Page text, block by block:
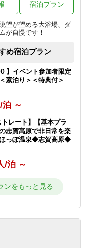
/泊 ～
】23時までチェックイ
食と天然かけ流し温泉
泊 ～
レーター】チケット付
2307ｍから志賀高原を
所の動く歩道」
/泊 ～
日本一のゲンジボタル
をこの夏の思い出に！
１泊２食付き】
らすように過ごす【貸
付連泊プラン】
望が望める大浴場、ダ
が自慢です！
宿泊プラン
め宿泊プラン
】イベント参加者限定
素泊り＞＜特典付＞
～
トレート】【基本プラ
志賀高原で非日常を楽
っぽ温泉◆志賀高原◆
/泊 ～
ート】【エコプラン・
メニティ無しでお得で
泊 ～